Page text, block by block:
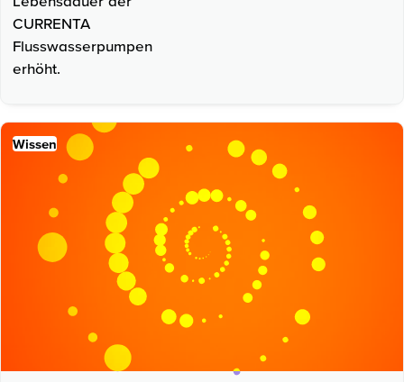
CURRENTA
Flusswasserpumpen
erhöht.
Wissen